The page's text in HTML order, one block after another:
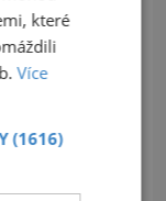
které
Více
(1616)